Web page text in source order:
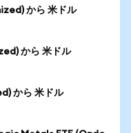
から 米ドル
から 米ドル
から 米ドル